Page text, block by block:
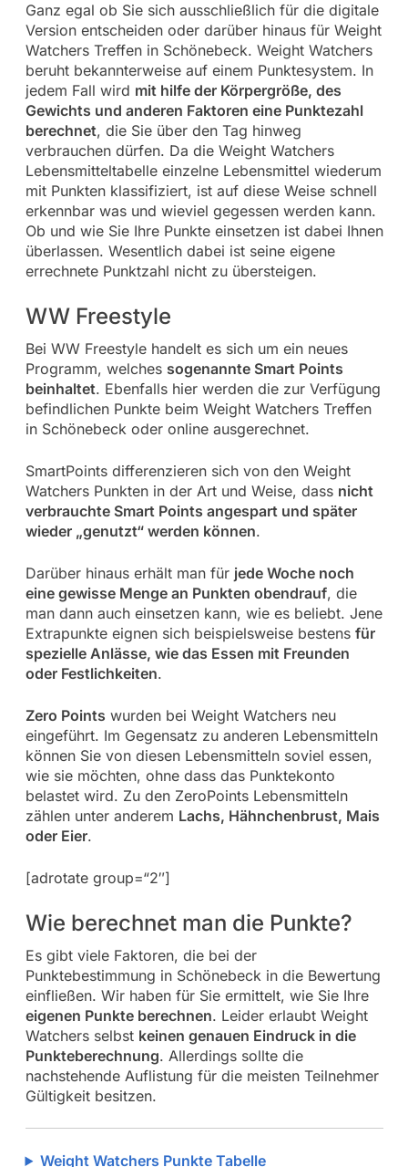
Ganz egal ob Sie sich ausschließlich für die digitale
Version entscheiden oder darüber hinaus für Weight
Watchers Treffen in Schönebeck. Weight Watchers
beruht bekannterweise auf einem Punktesystem. In
jedem Fall wird mit hilfe der Körpergröße, des
Gewichts und anderen Faktoren eine Punktezahl
berechnet, die Sie über den Tag hinweg
verbrauchen dürfen. Da die Weight Watchers
Lebensmitteltabelle einzelne Lebensmittel wiederum
mit Punkten klassifiziert, ist auf diese Weise schnell
erkennbar was und wieviel gegessen werden kann.
Ob und wie Sie Ihre Punkte einsetzen ist dabei Ihnen
überlassen. Wesentlich dabei ist seine eigene
errechnete Punktzahl nicht zu übersteigen.
WW Freestyle
Bei WW Freestyle handelt es sich um ein neues
Programm, welches sogenannte Smart Points
beinhaltet. Ebenfalls hier werden die zur Verfügung
befindlichen Punkte beim Weight Watchers Treffen
in Schönebeck oder online ausgerechnet.
SmartPoints differenzieren sich von den Weight
Watchers Punkten in der Art und Weise, dass nicht
verbrauchte Smart Points angespart und später
wieder „genutzt“ werden können.
Darüber hinaus erhält man für jede Woche noch
eine gewisse Menge an Punkten obendrauf, die
man dann auch einsetzen kann, wie es beliebt. Jene
Extrapunkte eignen sich beispielsweise bestens für
spezielle Anlässe, wie das Essen mit Freunden
oder Festlichkeiten.
Zero Points wurden bei Weight Watchers neu
eingeführt. Im Gegensatz zu anderen Lebensmitteln
können Sie von diesen Lebensmitteln soviel essen,
wie sie möchten, ohne dass das Punktekonto
belastet wird. Zu den ZeroPoints Lebensmitteln
zählen unter anderem Lachs, Hähnchenbrust, Mais
oder Eier.
[adrotate group=“2″]
Wie berechnet man die Punkte?
Es gibt viele Faktoren, die bei der
Punktebestimmung in Schönebeck in die Bewertung
einfließen. Wir haben für Sie ermittelt, wie Sie Ihre
eigenen Punkte berechnen. Leider erlaubt Weight
Watchers selbst keinen genauen Eindruck in die
Punkteberechnung. Allerdings sollte die
nachstehende Auflistung für die meisten Teilnehmer
Gültigkeit besitzen.
Weight Watchers Punkte Tabelle